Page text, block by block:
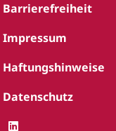
Barrierefreiheit
Impressum
Haftungshinweise
Datenschutz